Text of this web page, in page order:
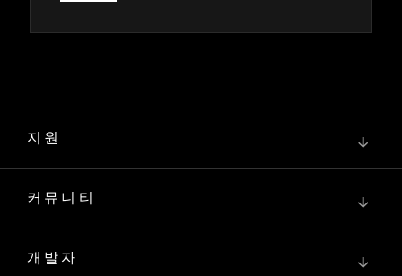
지원 ↓
커뮤니티 ↓
개발자 ↓